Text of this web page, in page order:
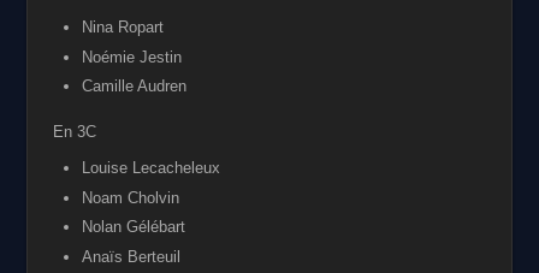
Nina Ropart
Noémie Jestin
Camille Audren
En 3C
Louise Lecacheleux
Noam Cholvin
Nolan Gélébart
Anaïs Berteuil